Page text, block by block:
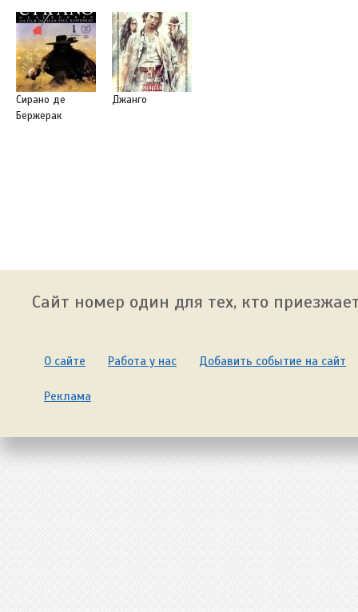
Сирано де
Бержерак
Джанго
Сайт номер один для тех, кто
О сайте Работа у нас Добавить событие на сайт
Реклама